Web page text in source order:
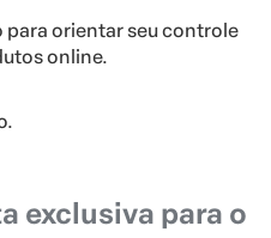
para orientar seu controle
online.
exclusiva para o